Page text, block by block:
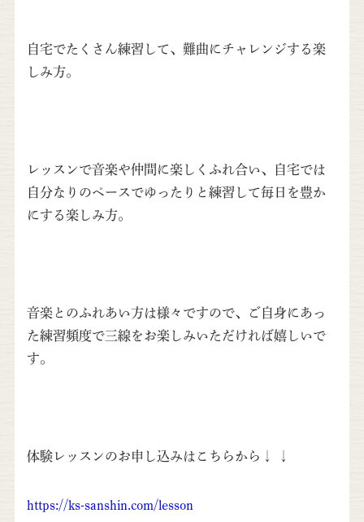
自宅でたくさん練習して、難曲にチャレンジする楽
しみ方。
レッスンで音楽や仲間に楽しくふれ合い、自宅では
自分なりのペースでゆったりと練習して毎日を豊か
にする楽しみ方。
音楽とのふれあい方は様々ですので、ご自身にあっ
た練習頻度で三線をお楽しみいただければ嬉しいで
す。
体験レッスンのお申し込みはこちらから↓
https://ks-sanshin.com/lesson